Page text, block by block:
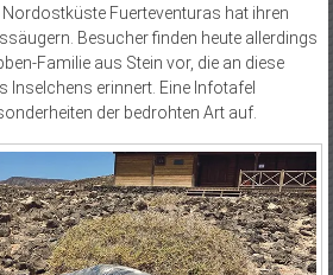
Fuerteventuras hat ihren
Besucher finden heute allerdings
Familie aus Stein vor, die an diese
Inselchens erinnert. Eine Infotafel
der bedrohten Art auf.